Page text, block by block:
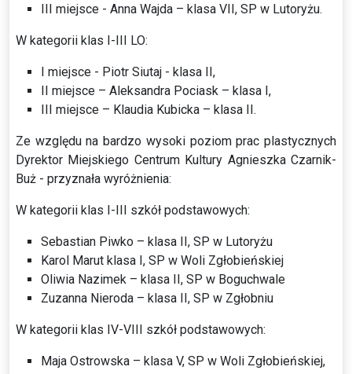
III miejsce - Anna Wajda – klasa VII, SP w Lutoryżu.
W kategorii klas I-III LO:
I miejsce - Piotr Siutaj - klasa II,
II miejsce – Aleksandra Pociask – klasa I,
III miejsce – Klaudia Kubicka – klasa II.
Ze względu na bardzo wysoki poziom prac plastycznych
Dyrektor Miejskiego Centrum Kultury Agnieszka Czarnik-
Buż - przyznała wyróżnienia:
W kategorii klas I-III szkół podstawowych:
Sebastian Piwko – klasa II, SP w Lutoryżu
Karol Marut klasa I, SP w Woli Zgłobieńskiej
Oliwia Nazimek – klasa II, SP w Boguchwale
Zuzanna Nieroda – klasa II, SP w Zgłobniu
W kategorii klas IV-VIII szkół podstawowych:
Maja Ostrowska – klasa V, SP w Woli Zgłobieńskiej,